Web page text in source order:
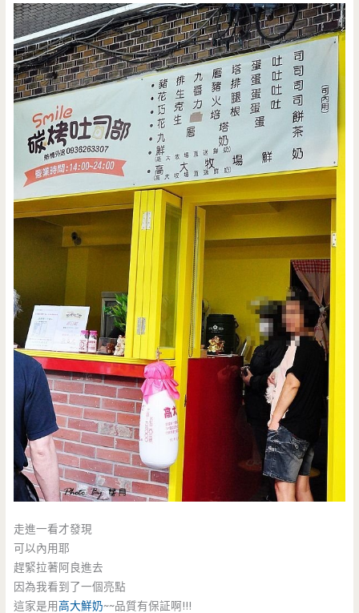
走進一看才發現
可以內用耶
趕緊拉著阿良進去
因為我看到了一個亮點
這家是用高大鮮奶~~品質有保証啊!!!